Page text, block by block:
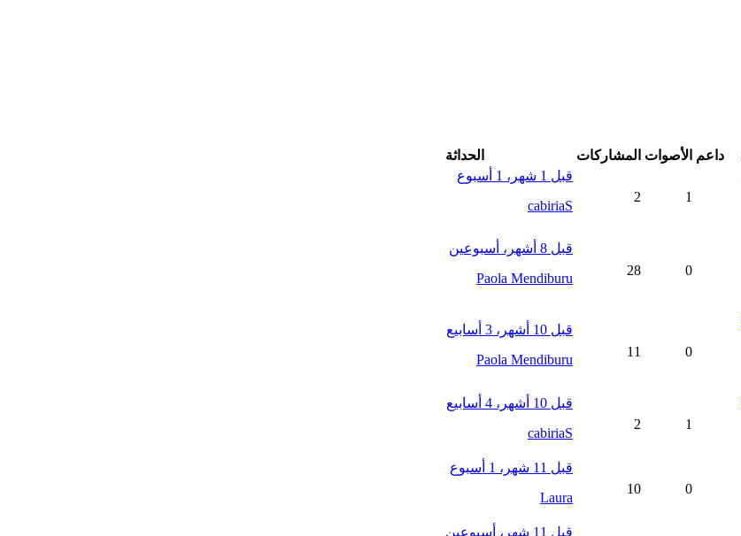
داعم الأصوات المشاركات
الحداثة
1
2
قبل 1 شهر، 1 أسبوع
cabiriaS
0
28
قبل 8 أشهر، أسبوعين
Paola Mendiburu
0
11
قبل 10 أشهر، 3 أسابيع
Paola Mendiburu
1
2
قبل 10 أشهر، 4 أسابيع
cabiriaS
0
10
قبل 11 شهر، 1 أسبوع
Laura
قبل 11 شهر، أسبوعين